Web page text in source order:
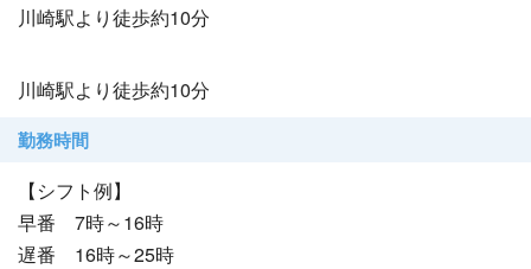
川崎駅より徒歩約10分
川崎駅より徒歩約10分
勤務時間
【シフト例】
早番 7時～16時
遅番 16時～25時